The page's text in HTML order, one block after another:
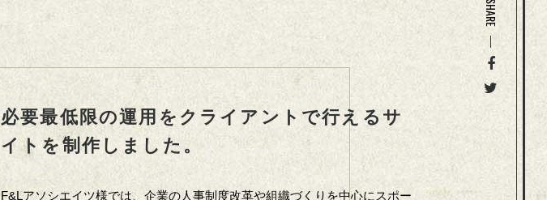
SHARE
必要最低限の運用をクライアントで行えるサ
イトを制作しました。
F&Lアソシエイツ様では、企業の人事制度改革や組織づくりを中心にスポー